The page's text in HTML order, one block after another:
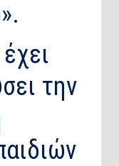
την